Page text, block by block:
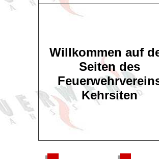
Willkommen auf
Seiten des
Kehrsiten